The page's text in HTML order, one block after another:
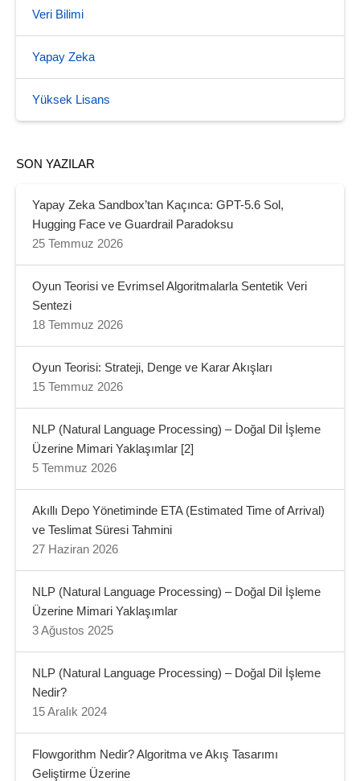
Veri Bilimi
Yapay Zeka
Yüksek Lisans
SON YAZILAR
Yapay Zeka Sandbox’tan Kaçınca: GPT-5.6 Sol,
Hugging Face ve Guardrail Paradoksu
25 Temmuz 2026
Oyun Teorisi ve Evrimsel Algoritmalarla Sentetik Veri
Sentezi
18 Temmuz 2026
Oyun Teorisi: Strateji, Denge ve Karar Akışları
15 Temmuz 2026
NLP (Natural Language Processing) – Doğal Dil İşleme
Üzerine Mimari Yaklaşımlar [2]
5 Temmuz 2026
Akıllı Depo Yönetiminde ETA (Estimated Time of Arrival)
ve Teslimat Süresi Tahmini
27 Haziran 2026
NLP (Natural Language Processing) – Doğal Dil İşleme
Üzerine Mimari Yaklaşımlar
3 Ağustos 2025
NLP (Natural Language Processing) – Doğal Dil İşleme
Nedir?
15 Aralık 2024
Flowgorithm Nedir? Algoritma ve Akış Tasarımı
Geliştirme Üzerine